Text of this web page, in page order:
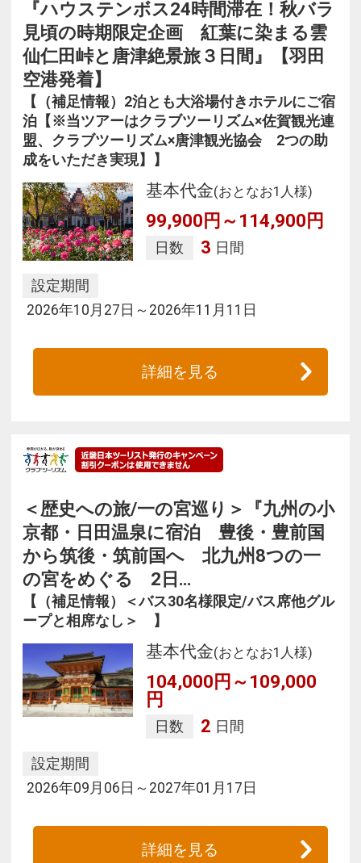
『ハウステンボス24時間滞在！秋バラ
見頃の時期限定企画 紅葉に染まる雲
仙仁田峠と唐津絶景旅３日間』【羽田
空港発着】
【（補足情報）2泊とも大浴場付きホテルにご宿
泊【※当ツアーはクラブツーリズム×佐賀観光連
盟、クラブツーリズム×唐津観光協会 2つの助
成をいただき実現】】
基本代金(おとなお1人様)
99,900円～114,900円
日数 3 日間
設定期間
2026年10月27日～2026年11月11日
詳細を見る
＜歴史への旅/一の宮巡り＞『九州の小
京都・日田温泉に宿泊 豊後・豊前国
から筑後・筑前国へ 北九州8つの一
の宮をめぐる 2日…
【（補足情報）＜バス30名様限定/バス席他グル
ープと相席なし＞ 】
基本代金(おとなお1人様)
104,000円～109,000
円
日数 2 日間
設定期間
2026年09月06日～2027年01月17日
詳細を見る